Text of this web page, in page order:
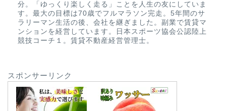
分。「ゆっくり楽しく走る」ことを人生の友にしていま
す。最大の目標は70歳でフルマラソン完走。5年間のサ
ラリーマン生活の後、会社を継ぎました。副業で賃貸マ
ンションを経営しています。日本スポーツ協会公認陸上
競技コーチ１。賃貸不動産経営管理士。
スポンサーリンク